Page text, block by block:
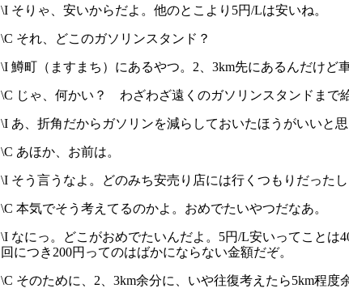
\I そりゃ、安いからだよ。他のとこより5円/Lは安いね。
\C それ、どこのガソリンスタンド？
\I 鱒町（ますまち）にあるやつ。2、3km先にあるんだけど
\C じゃ、何かい？ わざわざ遠くのガソリンスタンドまで
\I あ、折角だからガソリンを減らしておいたほうがいいと
\C あほか、お前は。
\I そう言うなよ。どのみち安売り店には行くつもりだった
\C 本気でそう考えてるのかよ。おめでたいやつだなあ。
\I なにっ。どこがおめでたいんだよ。5円/L安いってこと
回につき200円ってのはばかにならない金額だぞ。
\C そのために、2、3km余分に、いや往復考えたら5km程度